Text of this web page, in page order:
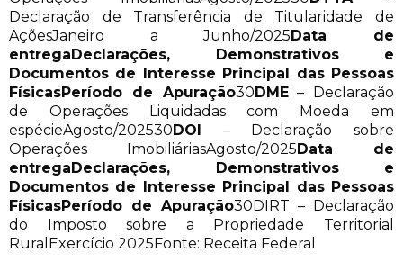
Declaração de Transferência de Titularidade de
AçõesJaneiro a Junho/2025 Data de
entrega Declarações, Demonstrativos e
Documentos de Interesse Principal das Pessoas
FísicasPeríodo de Apuração30 DME– Declaração
de Operações Liquidadas com Moeda em
espécieAgosto/202530 DOI
– Declaração sobre
Operações ImobiliáriasAgosto/2025 Data de
entrega Declarações, Demonstrativos e
Documentos de Interesse Principal das Pessoas
FísicasPeríodo de Apuração30DIRT – Declaração
do Imposto sobre a Propriedade Territorial
RuralExercício 2025Fonte: Receita Federal